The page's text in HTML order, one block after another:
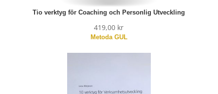
Tio verktyg för Coaching och Personlig Utveckling
419,00 kr